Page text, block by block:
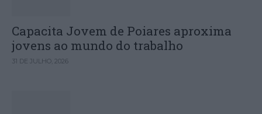
Capacita Jovem de Poiares aproxima
jovens ao mundo do trabalho
31 DE JULHO, 2026